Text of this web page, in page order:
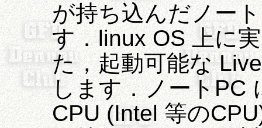
が持ち込んだノー
す．linux OS 上に
た，起動可能な
します．ノートPC
CPU (Intel 等の